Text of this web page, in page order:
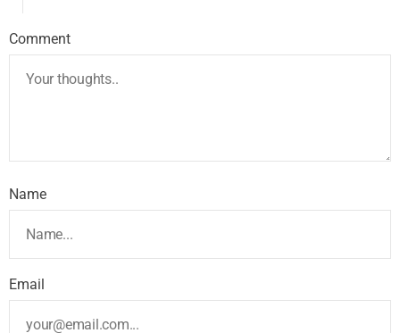
Comment
Name
Email